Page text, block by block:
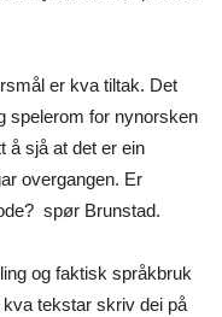
er kva tiltak. Det
spelerom for nynorsken
å sjå at det er ein
overgangen. Er
spør Brunstad.
og faktisk språkbruk
tekstar skriv dei på